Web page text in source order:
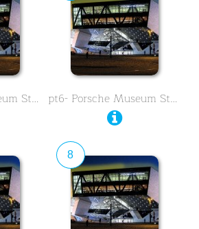
pt5- Porsche Museum Stuttgart … pt6- Porsche Museum Stuttgart …
8